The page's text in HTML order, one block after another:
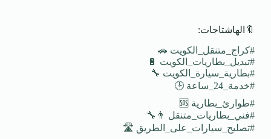
🔖الهاشتاجات:
#كراج_متنقل_الكويت 🚗
#تبديل_بطاريات_الكويت 🔋
#بطارية_سيارة_الكويت 🔧
#خدمة_24_ساعة 🕒
#طوارئ_بطارية 🆘
#فني_بطاريات_متنقل 👨‍🔧
#تصليح_سيارات_على_الطريق 🛣️